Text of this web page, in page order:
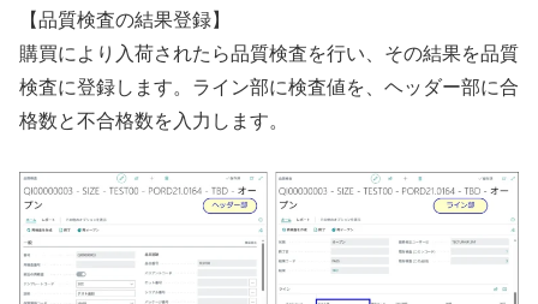
【品質検査の結果登録】
購買により入荷されたら品質検査を行い、その結果を品質
検査に登録します。ライン部に検査値を、ヘッダー部に合
格数と不合格数を入力します。